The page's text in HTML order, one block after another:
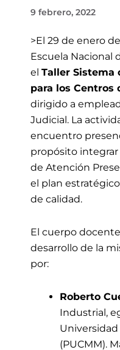
9 febrero, 2022
>El 29 de enero
Escuela Nacional
el Taller Sistema
para los Centros
dirigido a
Judicial . La
encuentro
propósito
de Atención
el plan
de calidad.
El cuerpo
desarrollo de la
por:
Roberto
Industrial,
Universidad
(PUCMM).